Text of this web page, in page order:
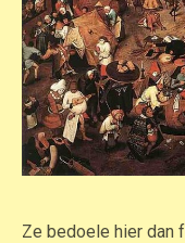
Ze bedoele hier dan